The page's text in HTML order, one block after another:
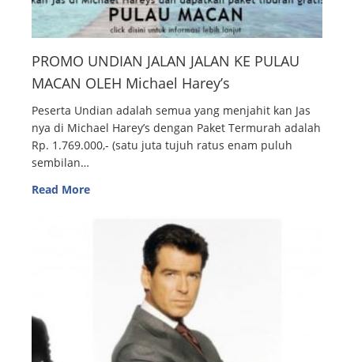
PROMO UNDIAN JALAN JALAN KE PULAU
MACAN OLEH Michael Harey’s
Peserta Undian adalah semua yang menjahit kan Jas
nya di Michael Harey’s dengan Paket Termurah adalah
Rp. 1.769.000,- (satu juta tujuh ratus enam puluh
sembilan…
Read More